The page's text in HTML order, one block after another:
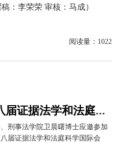
：李荣荣 审核：马成）
阅读量： 1022
我校教师应邀参加第八届证据法学和法庭科学国际会议并作学术报告
刑事法学院卫晨曙博士应邀参加
届证据法学和法庭科学国际会